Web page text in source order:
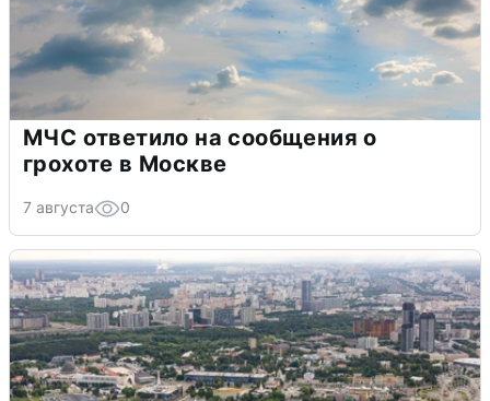
МЧС ответило на сообщения о
грохоте в Москве
7 августа 0